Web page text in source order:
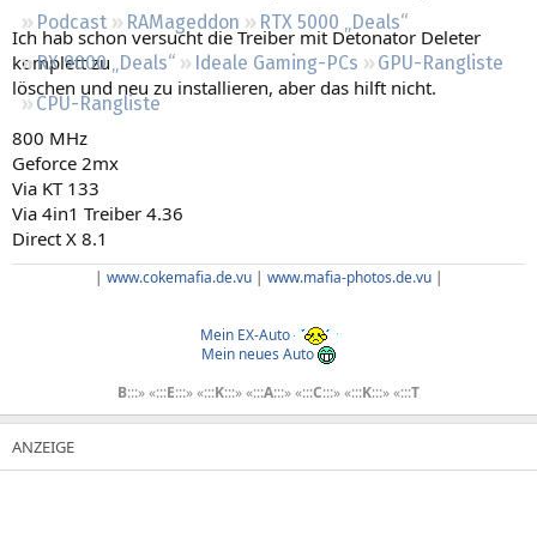
Podcast RAMageddon
RTX 5000 „Deals“
RX 9000 „Deals“
Ideale Gaming-PCs
GPU-Rangliste
CPU-Rangliste
Ich hab schon versucht die Treiber mit Detonator Deleter
komplett zu
löschen und neu zu installieren, aber das hilft nicht.
800 MHz
Geforce 2mx
Via KT 133
Via 4in1 Treiber 4.36
Direct X 8.1
| www.cokemafia.de.vu | www.mafia-photos.de.vu |
Mein EX-Auto
Mein neues Auto
B:::» «:::E:::» «:::K:::» «:::A:::» «:::C:::» «:::K:::» «:::T